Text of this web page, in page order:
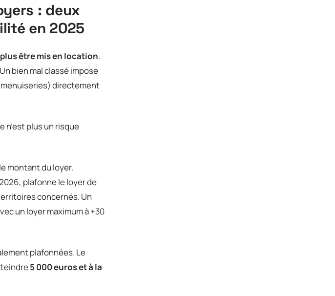
: deux
en 2025
être mis en location.
bien mal classé impose
directement
n’est plus un risque
montant du loyer.
plafonne le loyer de
concernés. Un
un loyer maximum à +30
plafonnées. Le
5 000 euros et à la